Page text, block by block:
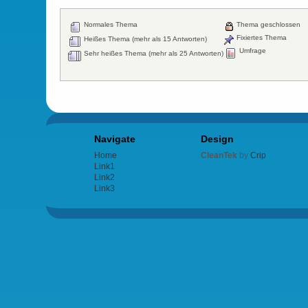
Normales Thema
Heißes Thema (mehr als 15 Antworten)
Sehr heißes Thema (mehr als 25 Antworten)
Thema geschlossen
Fixiertes Thema
Umfrage
Navigate
Home
Link1
Link2
Link3
Design
CleanTek byCrip